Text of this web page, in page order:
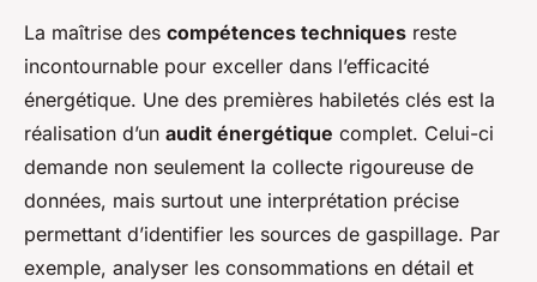
La maîtrise des compétences techniques reste
incontournable pour exceller dans l’efficacité
énergétique. Une des premières habiletés clés est la
réalisation d’un audit énergétique complet. Celui-ci
demande non seulement la collecte rigoureuse de
données, mais surtout une interprétation précise
permettant d’identifier les sources de gaspillage. Par
exemple, analyser les consommations en détail et